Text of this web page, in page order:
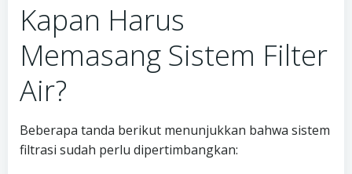
Kapan Harus
Memasang Sistem Filter
Air?
Beberapa tanda berikut menunjukkan bahwa sistem
filtrasi sudah perlu dipertimbangkan: